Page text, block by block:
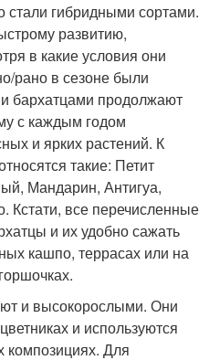
гибридными сортами.
развитию,
в какие условия они
рано в сезоне были
бархатцами продолжают
с каждым годом
и ярких растений. К
такие: Петит
Мандарин, Антигуа,
Кстати, все перечисленные
и их удобно сажать
кашпо, террасах или на
и высокорослыми. Они
и используются
композициях. Для